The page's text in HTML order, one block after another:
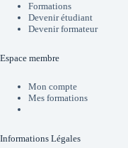
Formations
Devenir étudiant
Devenir formateur
Espace membre
Mon compte
Mes formations
Informations Légales